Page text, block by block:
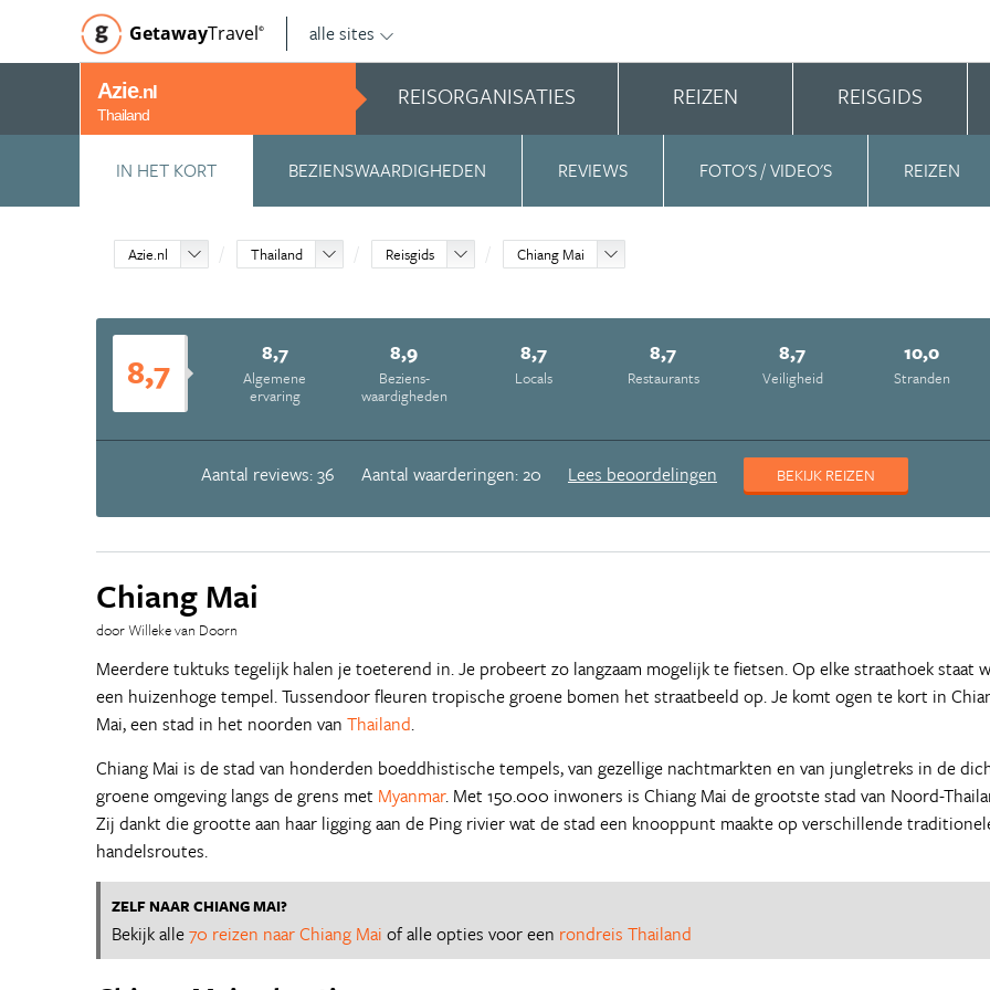
GetawayTravel© alle sites
Azie.nl
Thailand
REISORGANISATIES REIZEN REISGIDS
IN HET KORT BEZIENSWAARDIGHEDEN REVIEWS FOTO'S / VIDEO'S REIZEN
Azie.nl Thailand Reisgids Chiang Mai
8,7 8,7
Algemene
ervaring
8,9
Beziens­
waardigheden
8,7
Locals
8,7
Restaurants
8,7
Veiligheid
10,0
Stranden
Aantal reviews: 36 Aantal waarderingen: 20 Lees beoordelingen BEKIJK REIZEN
Chiang Mai
door Willeke van Doorn
Meerdere tuktuks tegelijk halen je toeterend in. Je probeert zo langzaam mogelijk te fietsen. Op elke straathoek staat
een huizenhoge tempel. Tussendoor fleuren tropische groene bomen het straatbeeld op. Je komt ogen te kort in
Mai, een stad in het noorden van Thailand.
Chiang Mai is de stad van honderden boeddhistische tempels, van gezellige nachtmarkten en van jungletreks in de
groene omgeving langs de grens met Myanmar. Met 150.000 inwoners is Chiang Mai de grootste stad van Noord-
Zij dankt die grootte aan haar ligging aan de Ping rivier wat de stad een knooppunt maakte op verschillende
handelsroutes.
ZELF NAAR CHIANG MAI?
Bekijk alle70 reizen naar Chiang Mai of alle opties voor een rondreis Thailand